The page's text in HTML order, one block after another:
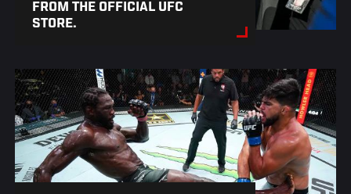
FROM THE OFFICIAL UFC
STORE.